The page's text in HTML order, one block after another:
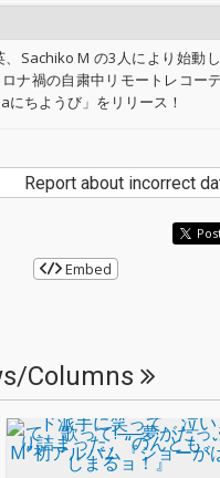
Sachiko M の3人により始動
ナ禍の自粛中リモートレコー
にちようび」をリリース！
Report about incorrect
Embed
Columns